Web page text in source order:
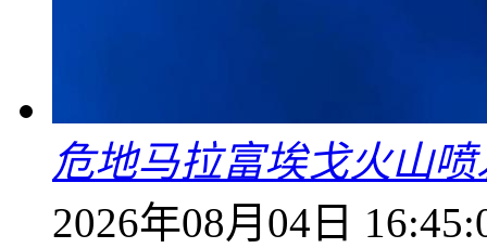
危地马拉富埃戈火山
2026年08月04日